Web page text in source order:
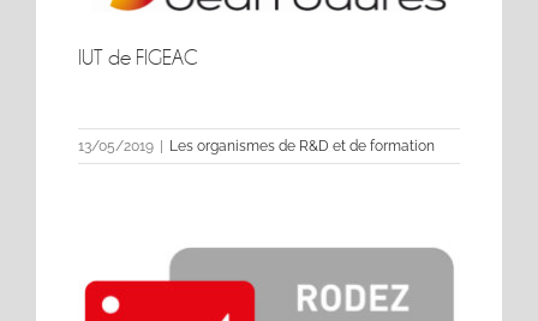
IUT de FIGEAC
IUT de FIGEAC
13/05/2019 | Les organismes de R&D et de formation